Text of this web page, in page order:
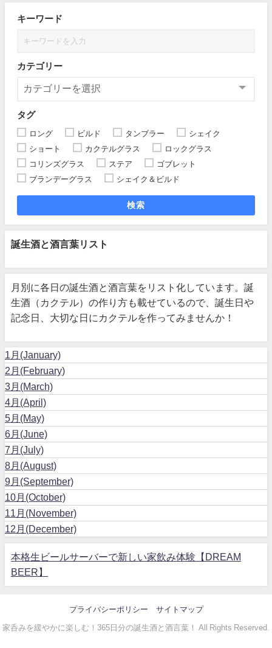
キーワード
カテゴリー
タグ
ロング ビルド タンブラー
シェイク
ショート
カクテルグラス
ロックグラス
コリンズグラス
ステア
ゴブレット
ブランデーグラス
シェイク＆ビルド
検索
誕生酒と酒言葉リスト
月別に各日の誕生酒と酒言葉をリスト化しています。誕
生酒（カクテル）の作り方も載せているので、誕生日や
記念日、大切な日にカクテルを作ってみませんか！
1月(January)
2月(February)
3月(March)
4月(April)
5月(May)
6月(June)
7月(July)
8月(August)
9月(September)
10月(October)
11月(November)
12月(December)
本格生ビールサーバーで新しい家飲み体験【DREAM
BEER】
プライバシーポリシー サイトマップ
家呑みを緩やかに楽しむ！365日分の誕生酒と酒言葉！ All Rights Reserved.